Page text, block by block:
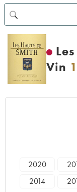
Vin
2020
2014